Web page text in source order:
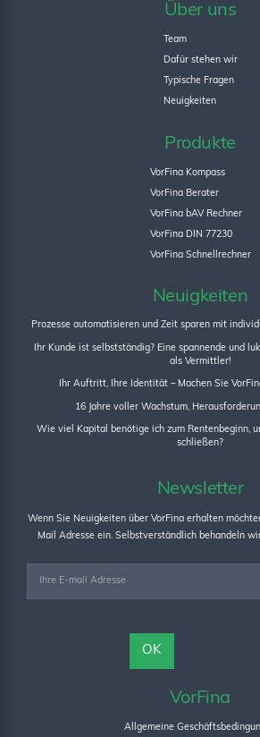
Über uns
Team
Dafür stehen wir
Typische Fragen
Neuigkeiten
Produkte
VorFina Kompass
VorFina Berater
VorFina bAV Rechner
VorFina DIN 77230
VorFina Schnellrechner
Neuigkeiten
Prozesse automatisieren und Zeit sparen mit
Ihr Kunde ist selbstständig? Eine spannende und
als Vermittler!
Ihr Auftritt, Ihre Identität – Machen Sie
16 Jahre voller Wachstum,
Wie viel Kapital benötige ich zum Rentenbeginn,
schließen?
Newsletter
Wenn Sie Neuigkeiten über VorFina erhalten
Mail Adresse ein. Selbstverständlich behandeln
VorFina
Allgemeine